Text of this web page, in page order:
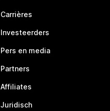
Carrières
Investeerders
Pers en media
Partners
Affiliates
Juridisch